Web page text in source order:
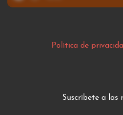
Política de
Suscríbete a las